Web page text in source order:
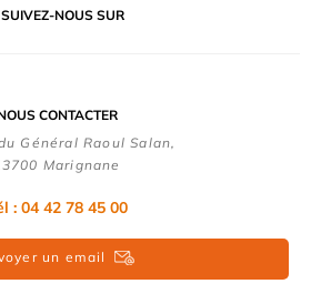
SUIVEZ-NOUS SUR
CONTACTER
Général Raoul Salan,
Marignane
: 04 42 78 45 00
un email